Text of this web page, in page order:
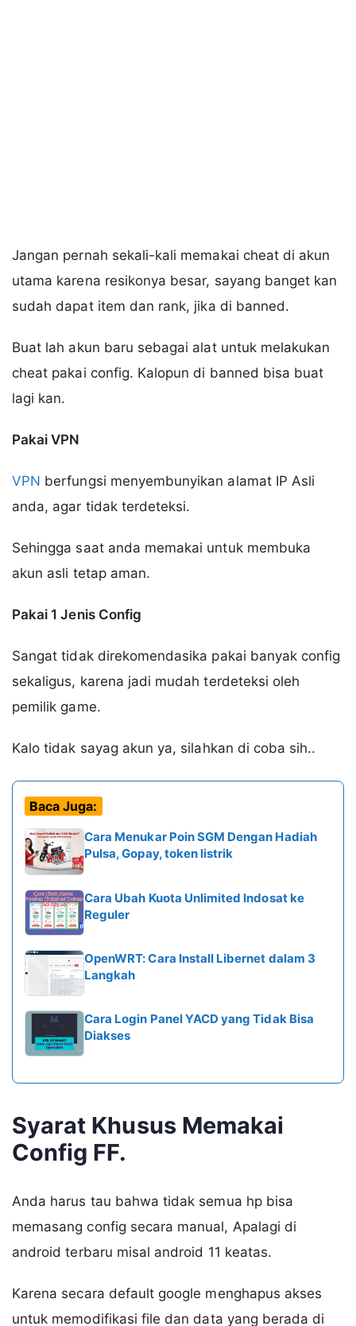
Jangan pernah sekali-kali memakai cheat di akun
utama karena resikonya besar, sayang banget kan
sudah dapat item dan rank, jika di banned.
Buat lah akun baru sebagai alat untuk melakukan
cheat pakai config. Kalopun di banned bisa buat
lagi kan.
Pakai VPN
VPN berfungsi menyembunyikan alamat IP Asli
anda, agar tidak terdeteksi.
Sehingga saat anda memakai untuk membuka
akun asli tetap aman.
Pakai 1 Jenis Config
Sangat tidak direkomendasika pakai banyak config
sekaligus, karena jadi mudah terdeteksi oleh
pemilik game.
Kalo tidak sayag akun ya, silahkan di coba sih..
Baca Juga:
Cara Menukar Poin SGM Dengan Hadiah
Pulsa, Gopay, token listrik
Cara Ubah Kuota Unlimited Indosat ke
Reguler
OpenWRT: Cara Install Libernet dalam 3
Langkah
Cara Login Panel YACD yang Tidak Bisa
Diakses
Syarat Khusus Memakai
Config FF.
Anda harus tau bahwa tidak semua hp bisa
memasang config secara manual, Apalagi di
android terbaru misal android 11 keatas.
Karena secara default google menghapus akses
untuk memodifikasi file dan data yang berada di